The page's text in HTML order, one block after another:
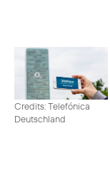
Credits: Telefónica
Deutschland